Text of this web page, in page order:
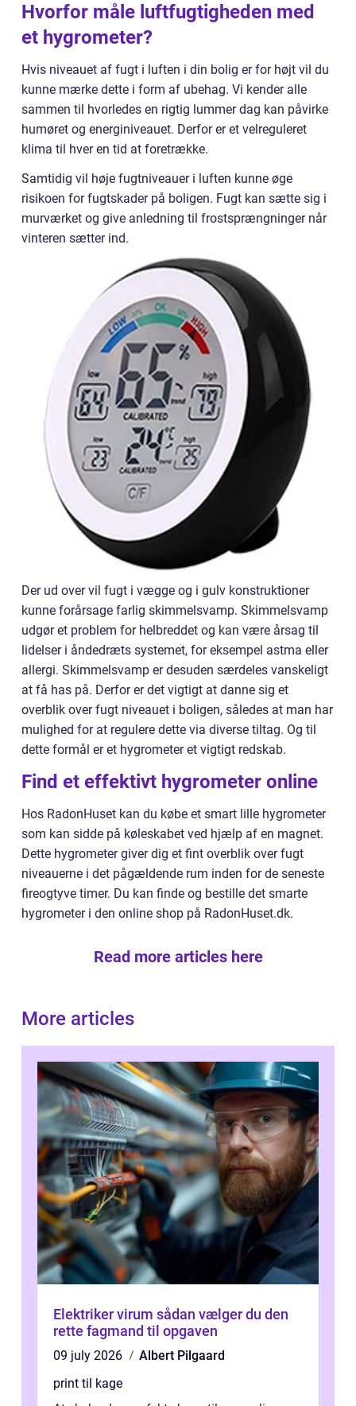
Hvorfor måle luftfugtigheden med
et hygrometer?
Hvis niveauet af fugt i luften i din bolig er for højt vil du
kunne mærke dette i form af ubehag. Vi kender alle
sammen til hvorledes en rigtig lummer dag kan påvirke
humøret og energiniveauet. Derfor er et velreguleret
klima til hver en tid at foretrække.
Samtidig vil høje fugtniveauer i luften kunne øge
risikoen for fugtskader på boligen. Fugt kan sætte sig i
murværket og give anledning til frostsprængninger når
vinteren sætter ind.
Der ud over vil fugt i vægge og i gulv konstruktioner
kunne forårsage farlig skimmelsvamp. Skimmelsvamp
udgør et problem for helbreddet og kan være årsag til
lidelser i åndedræts systemet, for eksempel astma eller
allergi. Skimmelsvamp er desuden særdeles vanskeligt
at få has på. Derfor er det vigtigt at danne sig et
overblik over fugt niveauet i boligen, således at man har
mulighed for at regulere dette via diverse tiltag. Og til
dette formål er et hygrometer et vigtigt redskab.
Find et effektivt hygrometer online
Hos RadonHuset kan du købe et smart lille hygrometer
som kan sidde på køleskabet ved hjælp af en magnet.
Dette hygrometer giver dig et fint overblik over fugt
niveauerne i det pågældende rum inden for de seneste
fireogtyve timer. Du kan finde og bestille det smarte
hygrometer i den online shop på RadonHuset.dk.
Read more articles here
More articles
Elektriker virum sådan vælger du den
rette fagmand til opgaven
09 july 2026
Albert Pilgaard
print til kage